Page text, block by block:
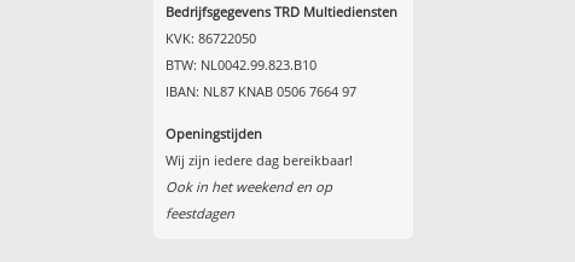
Bedrijfsgegevens TRD Multiediensten
KVK: 86722050
BTW: NL0042.99.823.B10
IBAN: NL87 KNAB 0506 7664 97
Openingstijden
Wij zijn iedere dag bereikbaar!
Ook in het weekend en op
feestdagen